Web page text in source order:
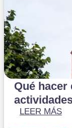
Qué hacer
LEER MÁS